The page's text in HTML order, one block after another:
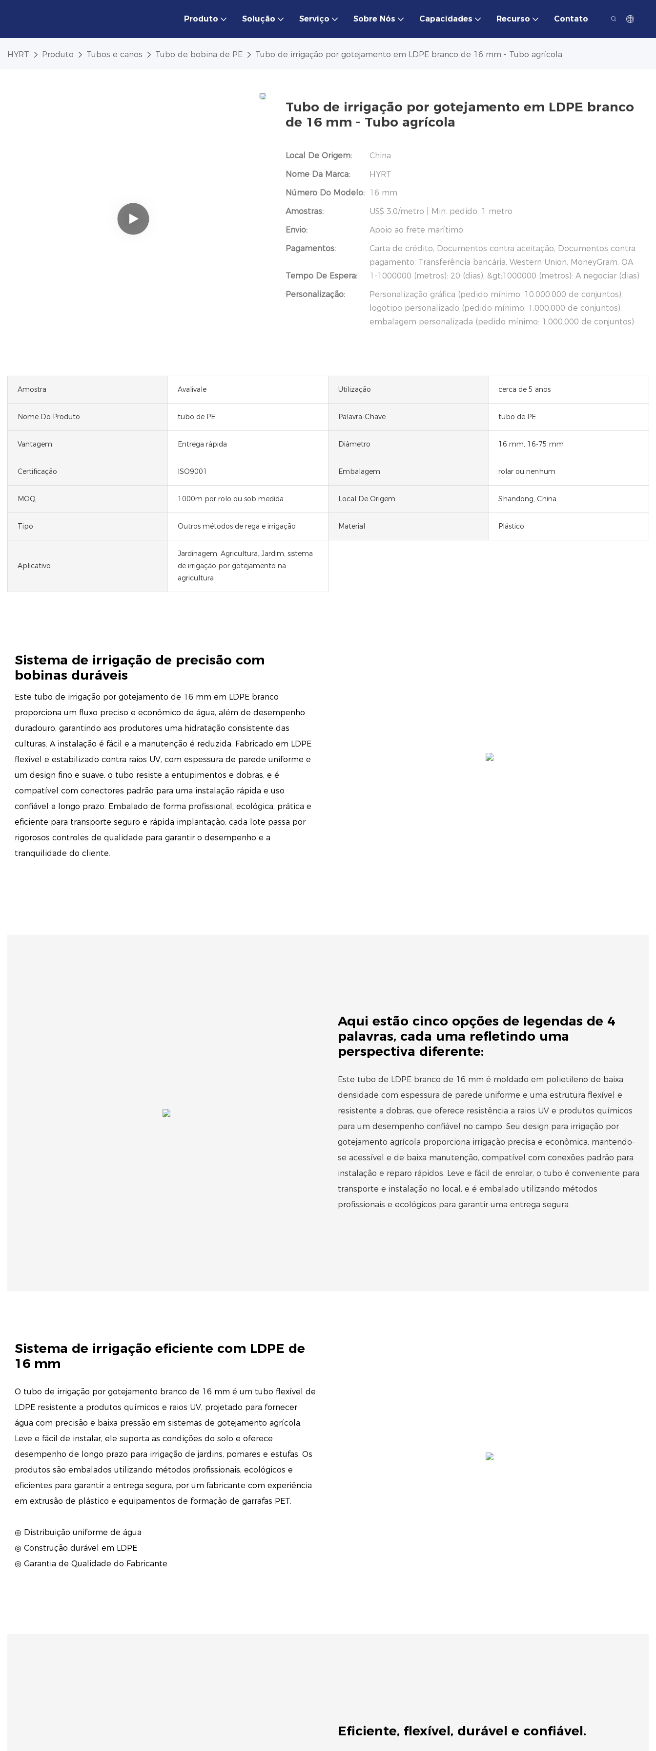
Produto Solução Serviço Sobre Nós Capacidades Recurso Contato
HYRT Produto Tubos e canos Tubo de bobina de PE Tubo de irrigação por gotejamento em LDPE branco de 16 mm - Tubo agrícola
Tubo de irrigação por gotejamento em LDPE branco
de 16 mm - Tubo agrícola
Local De Origem:
China
Nome Da Marca:
HYRT
Número Do Modelo:
16 mm
Amostras:
US$ 3,0/metro | Min. pedido: 1 metro
Envio:
Apoio ao frete marítimo
Pagamentos:
Carta de crédito, Documentos contra aceitação, Documentos contra
pagamento, Transferência bancária, Western Union, MoneyGram, OA
Tempo De Espera:
1-1000000 (metros): 20 (dias), &gt;1000000 (metros): A negociar (dias)
Personalização:
Personalização gráfica (pedido mínimo: 10.000.000 de conjuntos),
logotipo personalizado (pedido mínimo: 1.000.000 de conjuntos),
embalagem personalizada (pedido mínimo: 1.000.000 de conjuntos)
Amostra Avalivale Utilização cerca de 5 anos
Nome Do Produto tubo de PE Palavra-Chave tubo de PE
Vantagem Entrega rápida Diâmetro 16 mm, 16-75 mm
Certificação ISO9001 Embalagem rolar ou nenhum
MOQ 1000m por rolo ou sob medida Local De Origem Shandong, China
Tipo Outros métodos de rega e irrigação Material Plástico
Aplicativo
Jardinagem, Agricultura, Jardim, sistema
de irrigação por gotejamento na
agricultura
Sistema de irrigação de precisão com
bobinas duráveis
Este tubo de irrigação por gotejamento de 16 mm em LDPE branco
proporciona um fluxo preciso e econômico de água, além de desempenho
duradouro, garantindo aos produtores uma hidratação consistente das
culturas. A instalação é fácil e a manutenção é reduzida. Fabricado em LDPE
flexível e estabilizado contra raios UV, com espessura de parede uniforme e
um design fino e suave, o tubo resiste a entupimentos e dobras, e é
compatível com conectores padrão para uma instalação rápida e uso
confiável a longo prazo. Embalado de forma profissional, ecológica, prática e
eficiente para transporte seguro e rápida implantação, cada lote passa por
rigorosos controles de qualidade para garantir o desempenho e a
tranquilidade do cliente.
Aqui estão cinco opções de legendas de 4
palavras, cada uma refletindo uma
perspectiva diferente:
Este tubo de LDPE branco de 16 mm é moldado em polietileno de baixa
densidade com espessura de parede uniforme e uma estrutura flexível e
resistente a dobras, que oferece resistência a raios UV e produtos químicos
para um desempenho confiável no campo. Seu design para irrigação por
gotejamento agrícola proporciona irrigação precisa e econômica, mantendo-
se acessível e de baixa manutenção, compatível com conexões padrão para
instalação e reparo rápidos. Leve e fácil de enrolar, o tubo é conveniente para
transporte e instalação no local, e é embalado utilizando métodos
profissionais e ecológicos para garantir uma entrega segura.
Sistema de irrigação eficiente com LDPE de
16 mm
O tubo de irrigação por gotejamento branco de 16 mm é um tubo flexível de
LDPE resistente a produtos químicos e raios UV, projetado para fornecer
água com precisão e baixa pressão em sistemas de gotejamento agrícola.
Leve e fácil de instalar, ele suporta as condições do solo e oferece
desempenho de longo prazo para irrigação de jardins, pomares e estufas. Os
produtos são embalados utilizando métodos profissionais, ecológicos e
eficientes para garantir a entrega segura, por um fabricante com experiência
em extrusão de plástico e equipamentos de formação de garrafas PET.
◎ Distribuição uniforme de água
◎ Construção durável em LDPE
◎ Garantia de Qualidade do Fabricante
Eficiente, flexível, durável e confiável.